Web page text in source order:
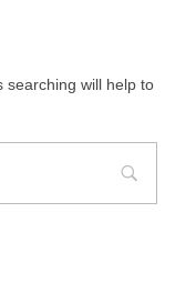
searching will help to